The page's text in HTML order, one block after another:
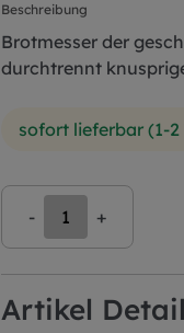
Beschreibung
Brotmesser der
durchtrennt
sofort lieferbar (1-2
- +
Artikel